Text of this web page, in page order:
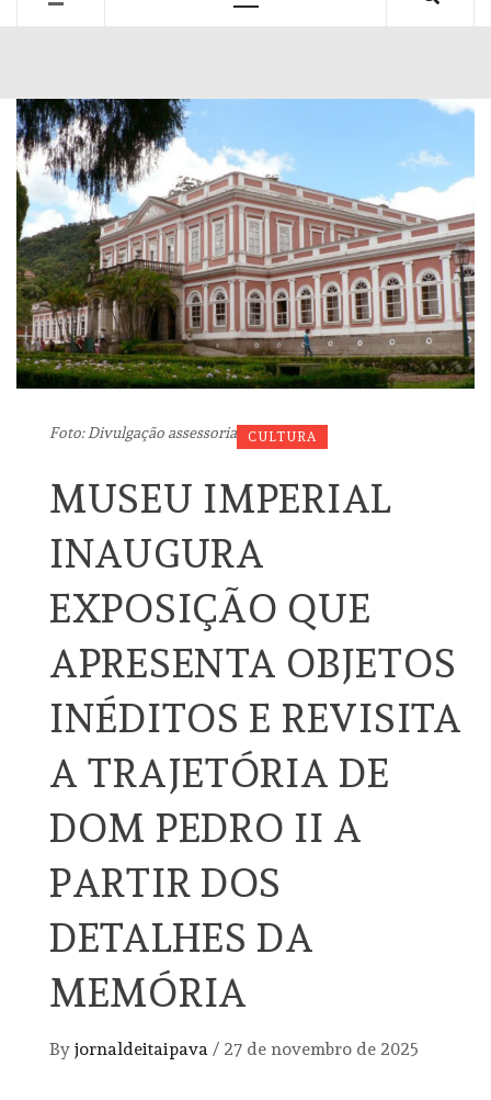
Foto: Divulgação assessoria CULTURA
MUSEU IMPERIAL
INAUGURA
EXPOSIÇÃO QUE
APRESENTA OBJETOS
INÉDITOS E REVISITA
A TRAJETÓRIA DE
DOM PEDRO II A
PARTIR DOS
DETALHES DA
MEMÓRIA
By jornaldeitaipava / 27 de novembro de 2025